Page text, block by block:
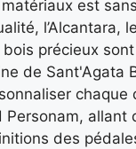
est
l’Alcantara,
précieux
de Sant'Agata
chaque
Personam, allant
des